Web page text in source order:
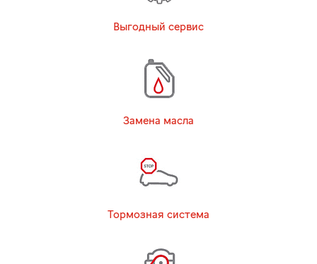
Выгодный сервис
Замена масла
Тормозная система